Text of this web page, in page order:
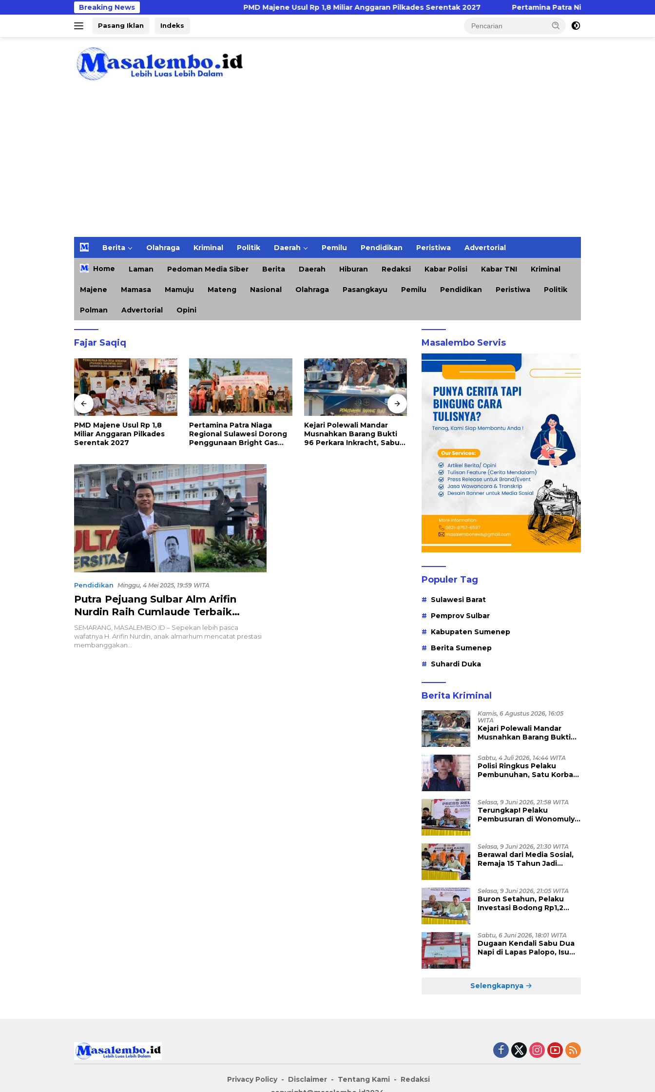
ke
Breaking News PMD Majene Usul Rp 1,8 Miliar Anggaran Pilkades Serentak 2027 Pertamina Patra Niaga Regional Sulawesi
Pasang Iklan Indeks
H
m
e
Berita Olahraga Kriminal Politik Daerah Pemilu Pendidikan Peristiwa Advertorial
Home Laman Pedoman Media Siber Berita Daerah Hiburan Redaksi Kabar Polisi Kabar TNI Kriminal
Majene Mamasa Mamuju Mateng Nasional Olahraga Pasangkayu Pemilu Pendidikan Peristiwa Politik
Polman Advertorial Opini
Fajar Saqiq
Pertamina Patra Niaga
Regional Sulawesi Dorong
Penggunaan Bright Gas
Kejari Polewali Mandar
Musnahkan Barang Bukti
96 Perkara Inkracht, Sabu
TIHT 2026, Upaya Pemkab
Sumenep Hadirkan
Keadilan Bagi Petani
DPRD Sumenep Soroti
Ketidakhadiran OPD dalam
Mutu Tembakau Jadi
Penentu, Pengusaha
Meminta Petani Disiplin
Waktu Panen
Pendidikan Minggu, 4 Mei 2025, 19:59 WITA
Putra Pejuang Sulbar Alm Arifin
Nurdin Raih Cumlaude Terbaik
Magister Hukum Undip
SEMARANG, MASALEMBO.ID – Sepekan lebih pasca
wafatnya H. Arifin Nurdin, anak almarhum mencatat prestasi
membanggakan…
Masalembo Servis
Populer Tag
Sulawesi Barat
Pemprov Sulbar
Kabupaten Sumenep
Berita Sumenep
Suhardi Duka
Berita Kriminal
Kamis, 6 Agustus 2026, 16:05
WITA
Kejari Polewali Mandar
Musnahkan Barang Bukti
hingga Ribuan Obat Ilegal
Dimusnahkan
Sabtu, 4 Juli 2026, 14:44 WITA
Polisi Ringkus Pelaku
Pembunuhan, Satu Korban
Selasa, 9 Juni 2026, 21:58 WITA
Terungkap! Pelaku
Pembusuran di Wonomulyo
Tersangka Diamankan
Selasa, 9 Juni 2026, 21:30 WITA
Berawal dari Media Sosial,
Remaja 15 Tahun Jadi
Dibekuk Polisi
Selasa, 9 Juni 2026, 21:05 WITA
Buron Setahun, Pelaku
Investasi Bodong Rp1,2
di Kalimantan Timur
Sabtu, 6 Juni 2026, 18:01 WITA
Dugaan Kendali Sabu Dua
Napi di Lapas Palopo, Isu
Selengkapnya
Privacy Policy Disclaimer Tentang Kami
Redaksi